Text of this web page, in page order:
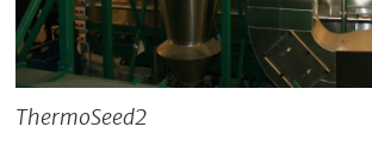
ThermoSeed2